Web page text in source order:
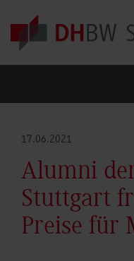
Skip to main content
17.06.2021
Alumni
Stuttgart
Preise für